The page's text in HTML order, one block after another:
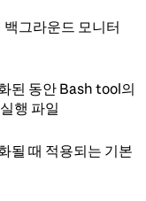
백그라운드 모니터
된 동안 Bash tool의
행 파일
될 때 적용되는 기본